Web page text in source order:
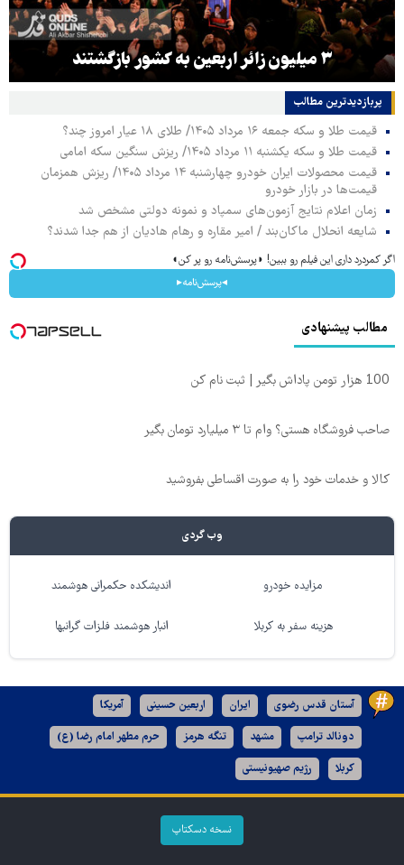
۳ میلیون زائر اربعین به کشور بازگشتند
پربازدیدترین‌ مطالب
قیمت طلا و سکه جمعه ۱۶ مرداد ۱۴۰۵/ طلای ۱۸ عیار امروز چند؟
قیمت طلا و سکه یکشنبه ۱۱ مرداد ۱۴۰۵/ ریزش سنگین سکه امامی
قیمت محصولات ایران خودرو چهارشنبه ۱۴ مرداد ۱۴۰۵/ ریزش همزمان
قیمت‌ها در بازار خودرو
زمان اعلام نتایج آزمون‌های سمپاد و نمونه دولتی مشخص شد
شایعه انحلال ماکان‌بند / امیر مقاره و رهام هادیان از هم جدا شدند؟
اگر کمردرد داری این فیلم رو ببین! ◗پرسش‌نامه رو پر کن◖
◂پرسش‌نامه▸
مطالب پیشنهادی
100 هزار تومن پاداش بگیر | ثبت نام کن
صاحب فروشگاه هستی؟ وام تا ۳ میلیارد تومان بگیر
کالا و خدمات خود را به صورت اقساطی بفروشید
وب گردی
مزایده خودرو اندیشکده حکمرانی هوشمند
هزینه سفر به کربلا انبار هوشمند فلزات گرانبها
آستان قدس رضوی ایران اربعین حسینی آمریکا
دونالد ترامپ مشهد تنگه هرمز حرم مطهر امام رضا (ع)
کربلا رژیم صهیونیستی
نسخه دسکتاپ